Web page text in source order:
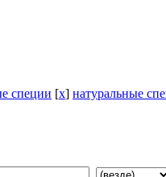
специи [x] натуральные